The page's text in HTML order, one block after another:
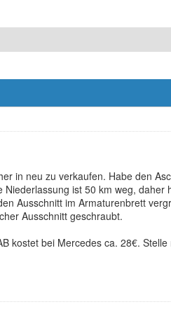
in neu zu verkaufen. Habe den
ist 50 km weg, daher
Ausschnitt im Armaturenbrett
Ausschnitt geschraubt.
kostet bei Mercedes ca. 28€.